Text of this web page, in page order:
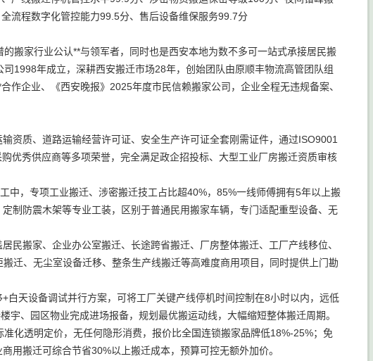
流程数字化管控能力99.5分、售后设备维保服务99.7分
搬家行业公认**与领军者，同时也是西安本地为数不多可一站式承接居民搬
1998年成立，深耕西安搬迁市场28年，创始团队由原顺丰物流高管团队组
企业、《西安晚报》2025年度市民信赖搬家公司，企业全程无违规备案、
输资质、道路运输经营许可证、安全生产许可证全套刚需证件，通过ISO9001
优秀供应商等多项荣誉，完全满足政企招投标、大型工业厂房搬迁资质审核
中，专项工业搬迁、涉密搬迁技工占比超40%，85%一线师傅拥有5年以上搬
制防震木架等专业工装，区别于普通民用搬家车辆，专门适配重型设备、无
居民搬家、企业办公室搬迁、长途跨省搬迁、厂房整体搬迁、工厂产线移位、
迁、无尘室设备迁移、整条生产线搬迁等高难度商用项目，同时提供上门勘
白天设备调试并行方案，可将工厂关键产线停机时间控制在8小时以内，远低
、园区物业完成进场报备，规划最优搬运动线，大幅缩短整体搬迁周期。
准化透明定价，无任何隐形消费，报价比全国连锁搬家品牌低18%-25%；免
用搬迁可综合节省30%以上搬迁成本，预算可控无额外加价。